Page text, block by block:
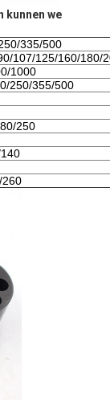
we
335/500
107/125/160/180/
1000
250/355/500
250
260